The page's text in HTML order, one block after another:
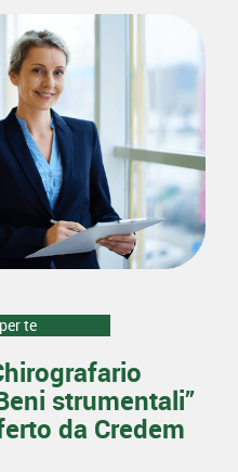
te
strumentali”
da Credem